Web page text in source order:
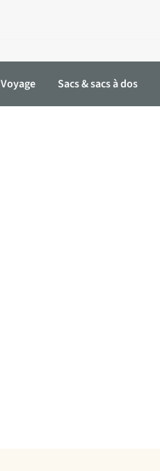
Voyage Sacs & sacs à dos